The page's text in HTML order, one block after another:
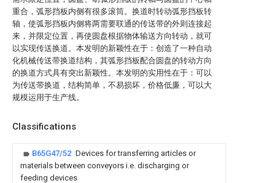
重合，弧形挡板内侧有很多滚筒。换道时转动弧形挡板转
轴，使弧形挡板内侧将两需要联通的传送带的外则连接起
来，并限定位置，再使圆盘根据物体输送方向转动，就可
以实现传送换道。本发明的新颖性在于：创造了一种自动
化机械传送带换道结构，其弧形挡板配合圆盘的转动方向
的换道方式具有突出新颖性。本发明的实用性在于：可以
为传送带换道，结构简单，不易损坏，价格低廉，可以大
规模运用于生产线。
Classifications
B65G47/52 Devices for transferring articles or
materials between conveyors i.e. discharging or
feeding devices